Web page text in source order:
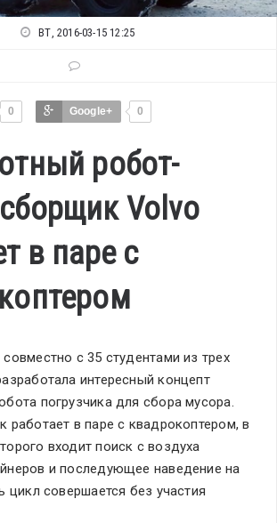
ВТ, 2016-03-15 12:25
0 Google+ 0
робот-
Volvo
в паре с
с 35 студентами из трех
интересный концепт
погрузчика для сбора мусора.
работает в паре с квадрокоптером, в
входит поиск с воздуха
и последующее наведение на
цикл совершается без участия